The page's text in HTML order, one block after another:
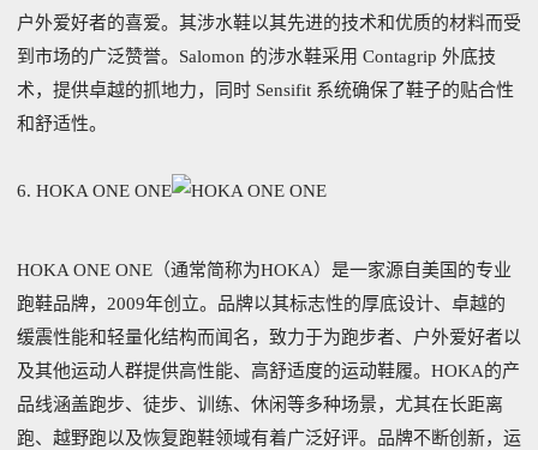
户外爱好者的喜爱。其涉水鞋以其先进的技术和优质的材料而受
到市场的广泛赞誉。Salomon 的涉水鞋采用 Contagrip 外底技
术，提供卓越的抓地力，同时 Sensifit 系统确保了鞋子的贴合性
和舒适性。
6. HOKA ONE ONE
HOKA ONE ONE（通常简称为HOKA）是一家源自美国的专业
跑鞋品牌，2009年创立。品牌以其标志性的厚底设计、卓越的
缓震性能和轻量化结构而闻名，致力于为跑步者、户外爱好者以
及其他运动人群提供高性能、高舒适度的运动鞋履。HOKA的产
品线涵盖跑步、徒步、训练、休闲等多种场景，尤其在长距离
跑、越野跑以及恢复跑鞋领域有着广泛好评。品牌不断创新，运